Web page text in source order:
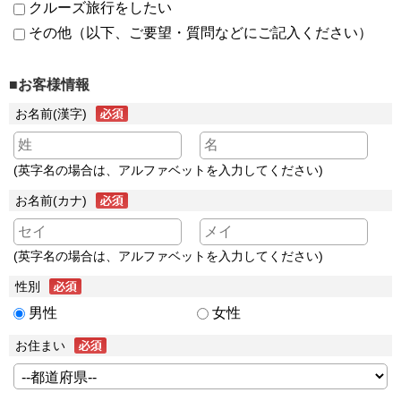
クルーズ旅行をしたい
その他（以下、ご要望・質問などにご記入ください）
■お客様情報
お名前(漢字)
(英字名の場合は、アルファベットを入力してください)
お名前(カナ)
(英字名の場合は、アルファベットを入力してください)
性別
男性 女性
お住まい